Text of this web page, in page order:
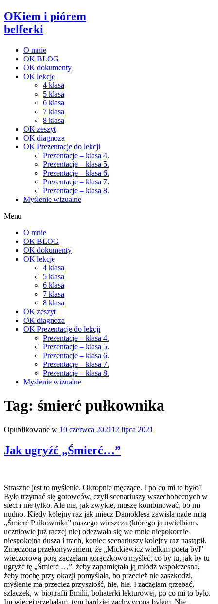
OKiem i piórem
belferki
O mnie
OK BLOG
OK dokumenty
OK lekcje
4 klasa
5 klasa
6 klasa
7 klasa
8 klasa
OK zeszyt
OK diagnoza
OK Prezentacje do lekcji
Prezentacje – klasa 4.
Prezentacje – klasa 5.
Prezentacje – klasa 6.
Prezentacje – klasa 7.
Prezentacje – klasa 8.
Myślenie wizualne
Menu
O mnie
OK BLOG
OK dokumenty
OK lekcje
4 klasa
5 klasa
6 klasa
7 klasa
8 klasa
OK zeszyt
OK diagnoza
OK Prezentacje do lekcji
Prezentacje – klasa 4.
Prezentacje – klasa 5.
Prezentacje – klasa 6.
Prezentacje – klasa 7.
Prezentacje – klasa 8.
Myślenie wizualne
Tag: śmierć pułkownika
Opublikowane w 10 czerwca 202112 lipca 2021
Jak ugryźć „Śmierć…”
Straszne jest to myślenie. Okropnie męczące. I po co mi to było?
Było trzymać się gotowców, czyli scenariuszy wszechobecnych w
sieci i nie tylko. Ale nie, jak zwykle, muszę kombinować, bo mi
nudno. Kiedy kolejny raz jak miecz Damoklesa zawisła nade mną
„Śmierć Pułkownika” naszego wieszcza (którego ja uwielbiam,
uczniowie już raczej nie) odezwała się we mnie niepokornie
niespokojna dusza i trach, koniec scenariuszy kolejny raz nastąpił.
Zmęczona przekonywaniem, że „Mickiewicz wielkim poetą był”
wieczorową porą zaczęłam gorączkowo myśleć, co by tu, jak by tu
ugryźć tę „Śmierć …”, żeby zapamiętała ją młódź współczesna,
żeby trochę przy okazji pomyślała, bo przecież nie zaszkodzi,
myślenie ma przecież przyszłość, hłe, hłe. I zaczęłam grzebać,
szlaczek, w biografii Emilii, bohaterki lekturowej, po co mi to było.
Im więcej grzebałam, tym bardziej zachwycona byłam. Nie,